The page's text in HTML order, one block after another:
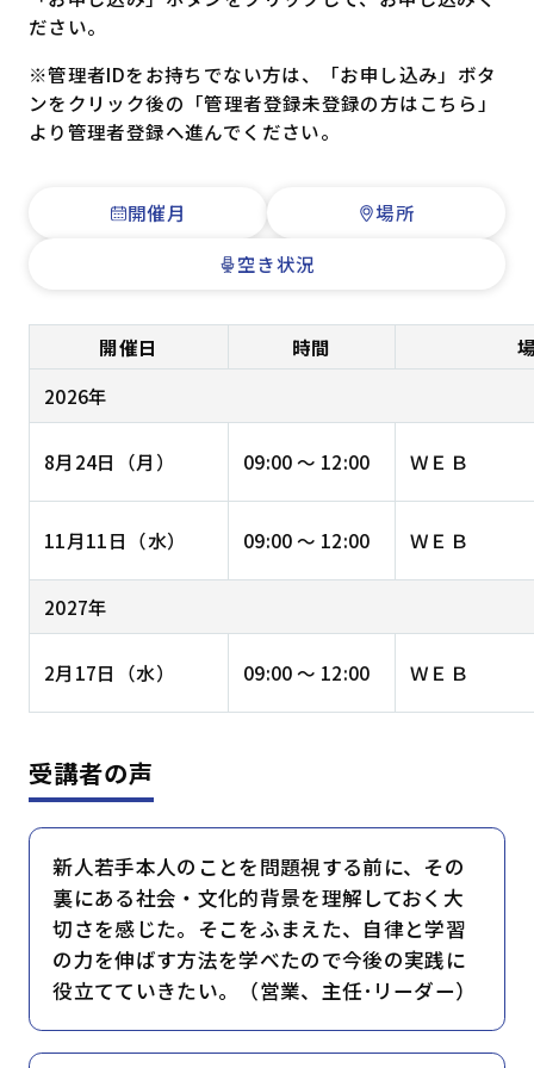
ださい。
※管理者IDをお持ちでない方は、「お申し込み」ボタ
ンをクリック後の「管理者登録未登録の方はこちら」
より管理者登録へ進んでください。
開催月
場所
空き状況
開催日 時間
2026年
8月24日（月） 09:00 ～ 12:00 ＷＥＢ
11月11日（水） 09:00 ～ 12:00 ＷＥＢ
2027年
2月17日（水） 09:00 ～ 12:00 ＷＥＢ
受講者の声
新人若手本人のことを問題視する前に、その
裏にある社会・文化的背景を理解しておく大
切さを感じた。そこをふまえた、自律と学習
の力を伸ばす方法を学べたので今後の実践に
役立てていきたい。（営業、主任･リーダー）